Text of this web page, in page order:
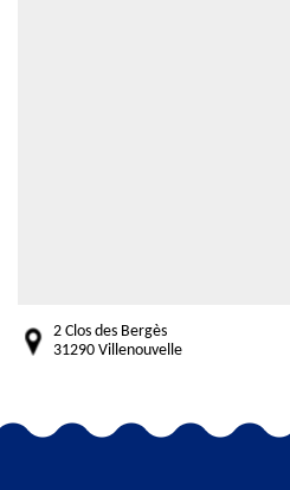
2 Clos des Bergès
31290 Villenouvelle